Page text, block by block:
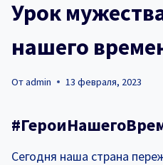
Урок
нашего
Отadmin 13 февраля, 2023
Сегодня наша страна